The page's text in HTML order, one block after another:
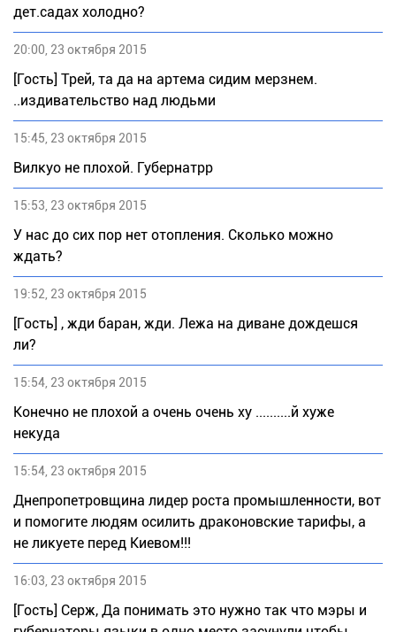
дет.садах холодно?
20:00, 23 октября 2015
[Гость] Трей, та да на артема сидим мерзнем.
..издивательство над людьми
15:45, 23 октября 2015
Вилкуо не плохой. Губернатрр
15:53, 23 октября 2015
У нас до сих пор нет отопления. Сколько можно
ждать?
19:52, 23 октября 2015
[Гость] , жди баран, жди. Лежа на диване дождешся
ли?
15:54, 23 октября 2015
Конечно не плохой а очень очень ху ..........й хуже
некуда
15:54, 23 октября 2015
Днепропетровщина лидер роста промышленности, вот
и помогите людям осилить драконовские тарифы, а
не ликуете перед Киевом!!!
16:03, 23 октября 2015
[Гость] Серж, Да понимать это нужно так что мэры и